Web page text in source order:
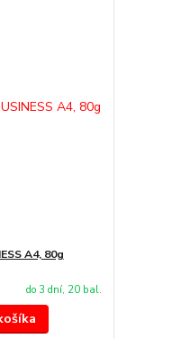
A4, 80g
do 3 dní, 20 bal.